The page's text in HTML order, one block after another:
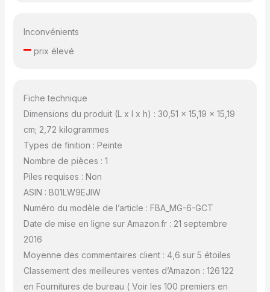
Inconvénients
– prix élevé
Fiche technique
Dimensions du produit (L x l x h) : 30,51 x 15,19 x 15,19
cm; 2,72 kilogrammes
Types de finition : Peinte
Nombre de pièces : 1
Piles requises : Non
ASIN : B01LW9EJIW
Numéro du modèle de l’article : FBA_MG-6-GCT
Date de mise en ligne sur Amazon.fr : 21 septembre
2016
Moyenne des commentaires client : 4,6 sur 5 étoiles
Classement des meilleures ventes d’Amazon : 126 122
en Fournitures de bureau ( Voir les 100 premiers en